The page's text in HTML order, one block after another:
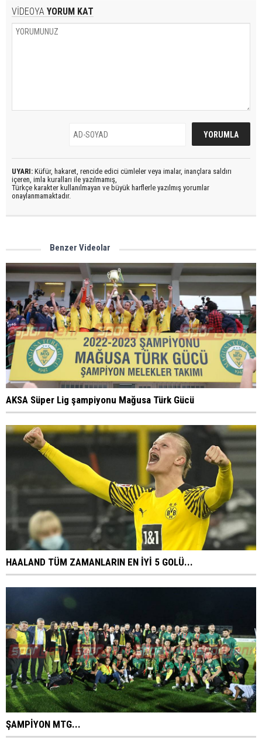
VİDEOYA YORUM KAT
UYARI: Küfür, hakaret, rencide edici cümleler veya imalar, inançlara saldırı
içeren, imla kuralları ile yazılmamış,
Türkçe karakter kullanılmayan ve büyük harflerle yazılmış yorumlar
onaylanmamaktadır.
Benzer Videolar
AKSA Süper Lig şampiyonu Mağusa Türk Gücü
HAALAND TÜM ZAMANLARIN EN İYİ 5 GOLÜ...
ŞAMPİYON MTG...